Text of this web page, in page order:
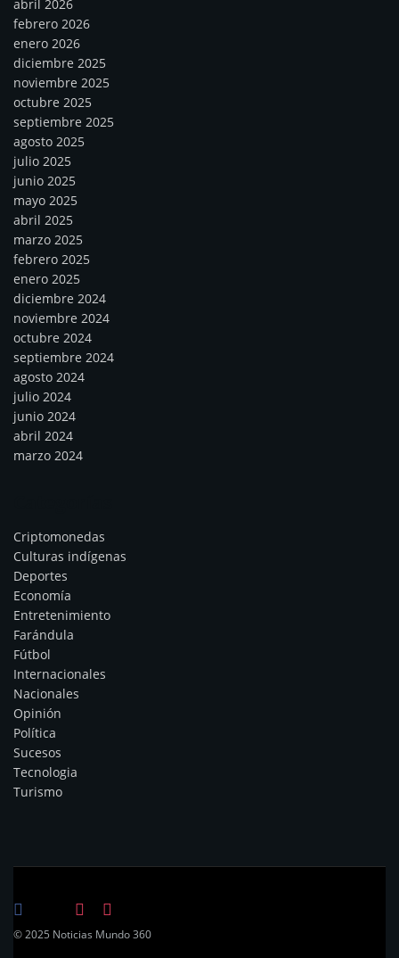
abril 2026
febrero 2026
enero 2026
diciembre 2025
noviembre 2025
octubre 2025
septiembre 2025
agosto 2025
julio 2025
junio 2025
mayo 2025
abril 2025
marzo 2025
febrero 2025
enero 2025
diciembre 2024
noviembre 2024
octubre 2024
septiembre 2024
agosto 2024
julio 2024
junio 2024
abril 2024
marzo 2024
Criptomonedas
Culturas indígenas
Deportes
Economía
Entretenimiento
Farándula
Fútbol
Internacionales
Nacionales
Opinión
Política
Sucesos
Tecnologia
Turismo
© 2025 Noticias Mundo 360